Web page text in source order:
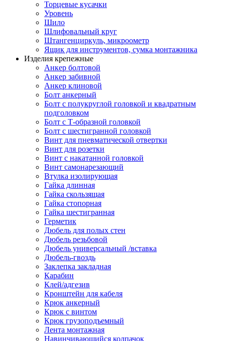
Торцевые кусачки
Уровень
Шило
Шлифовальный круг
Штангенциркуль, микроометр
Ящик для инструментов, сумка монтажника
Изделия крепежные
Анкер болтовой
Анкер забивной
Анкер клиновой
Болт анкерный
Болт с полукруглой головкой и квадратным
подголовком
Болт с Т-образной головкой
Болт с шестигранной головкой
Винт для пневматической отвертки
Винт для розетки
Винт с накатанной головкой
Винт самонарезающий
Втулка изолирующая
Гайка длинная
Гайка скользящая
Гайка стопорная
Гайка шестигранная
Герметик
Дюбель для полых стен
Дюбель резьбовой
Дюбель универсальный /вставка
Дюбель-гвоздь
Заклепка закладная
Карабин
Клей/адгезив
Кронштейн для кабеля
Крюк анкерный
Крюк с винтом
Крюк грузоподъемный
Лента монтажная
Навинчивающийся колпачок